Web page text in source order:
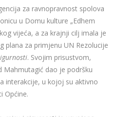
za ravnopravnost spolova
u Domu kulture „Edhem
vijeća, a za krajnji cilj imala je
plana za primjenu UN Rezolucije
. Svojim prisustvom,
Mahmutagić dao je podršku
interakcije, u kojoj su aktivno
Općine.